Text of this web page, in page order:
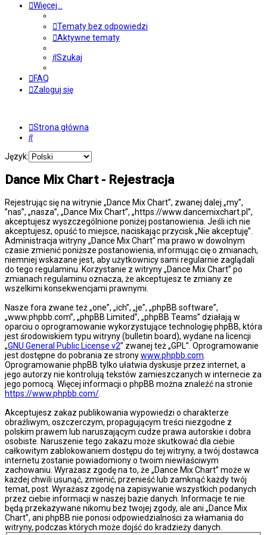
Więcej…
Tematy bez odpowiedzi
Aktywne tematy
Szukaj
FAQ
Zaloguj się
Strona główna
Szukaj
Język:
Dance Mix Chart - Rejestracja
Rejestrując się na witrynie „Dance Mix Chart”, zwanej dalej „my”,
”nas”, „nasza”, „Dance Mix Chart”, „https://www.dancemixchart.pl”,
akceptujesz wyszczególnione poniżej postanowienia. Jeśli ich nie
akceptujesz, opuść to miejsce, naciskając przycisk „Nie akceptuję”.
Administracja witryny „Dance Mix Chart” ma prawo w dowolnym
czasie zmienić poniższe postanowienia, informując cię o zmianach,
niemniej wskazane jest, aby użytkownicy sami regularnie zaglądali
do tego regulaminu. Korzystanie z witryny „Dance Mix Chart” po
zmianach regulaminu oznacza, że akceptujesz te zmiany ze
wszelkimi konsekwencjami prawnymi.
Nasze fora zwane też „one”, „ich”, „je”, „phpBB software”,
„www.phpbb.com”, „phpBB Limited”, „phpBB Teams” działają w
oparciu o oprogramowanie wykorzystujące technologię phpBB, która
jest środowiskiem typu witryny (bulletin board), wydane na licencji
„GNU General Public License v2” zwanej też „GPL”. Oprogramowanie
jest dostępne do pobrania ze stronywww.phpbb.com
Oprogramowanie phpBB tylko ułatwia dyskusje przez internet, a
jego autorzy nie kontrolują tekstów zamieszczanych w internecie za
jego pomocą. Więcej informacji o phpBB można znaleźć na stronie
https://www.phpbb.com/
Akceptujesz zakaz publikowania wypowiedzi o charakterze
obraźliwym, oszczerczym, propagującym treści niezgodne z
polskim prawem lub naruszającym cudze prawa autorskie i dobra
osobiste. Naruszenie tego zakazu może skutkować dla ciebie
całkowitym zablokowaniem dostępu do tej witryny, a twój dostawca
internetu zostanie powiadomiony o twoim niewłaściwym
zachowaniu. Wyrażasz zgodę na to, że „Dance Mix Chart” może w
każdej chwili usunąć, zmienić, przenieść lub zamknąć każdy twój
temat, post. Wyrażasz zgodę na zapisywanie wszystkich podanych
przez ciebie informacji w naszej bazie danych. Informacje te nie
będą przekazywane nikomu bez twojej zgody, ale ani „Dance Mix
Chart”, ani phpBB nie ponosi odpowiedzialności za włamania do
witryny, podczas których może dojść do kradzieży danych.